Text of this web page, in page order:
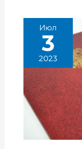
Июл
3
2023